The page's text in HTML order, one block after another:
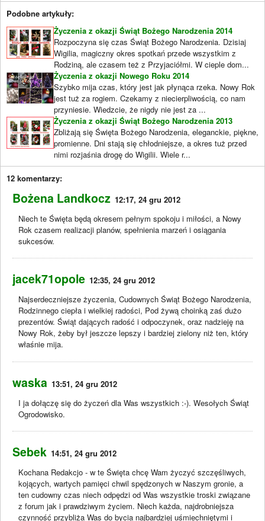
Podobne artykuły:
Życzenia z okazji Świąt Bożego Narodzenia 2014
Rozpoczyna się czas Świąt Bożego Narodzenia. Dzisiaj
Wigilia, magiczny okres spotkań przede wszystkim z
Rodziną, ale czasem też z Przyjaciółmi. W cieple dom...
Życzenia z okazji Nowego Roku 2014
Szybko mija czas, który jest jak płynąca rzeka. Nowy Rok
jest tuż za rogiem. Czekamy z niecierpliwością, co nam
przyniesie. Wiedzcie, że nigdy nie jest za ...
Życzenia z okazji Świąt Bożego Narodzenia 2013
Zbliżają się Święta Bożego Narodzenia, eleganckie, piękne,
promienne. Dni stają się chłodniejsze, a okres tuż przed
nimi rozjaśnia drogę do Wigilii. Wiele r...
12 komentarzy:
Bożena Landkocz 12:17, 24 gru 2012
Niech te Święta będą okresem pełnym spokoju i miłości, a Nowy
Rok czasem realizacji planów, spełnienia marzeń i osiągania
sukcesów.
jacek71opole 12:35, 24 gru 2012
Najserdeczniejsze życzenia, Cudownych Świąt Bożego Narodzenia,
Rodzinnego ciepła i wielkiej radości, Pod żywą choinką zaś dużo
prezentów. Świąt dających radość i odpoczynek, oraz nadzieję na
Nowy Rok, żeby był jeszcze lepszy i bardziej zielony niż ten, który
właśnie mija.
waska 13:51, 24 gru 2012
I ja dołączę się do życzeń dla Was wszystkich :-). Wesołych Świąt
Ogrodowisko.
Sebek 14:51, 24 gru 2012
Kochana Redakcjo - w te Święta chcę Wam życzyć szczęśliwych,
kojących, wartych pamięci chwil spędzonych w Naszym gronie, a
ten cudowny czas niech odpędzi od Was wszystkie troski związane
z forum jak i prawdziwym życiem. Niech każda, najdrobniejsza
czynność przybliża Was do bycia najbardziej uśmiechniętymi i